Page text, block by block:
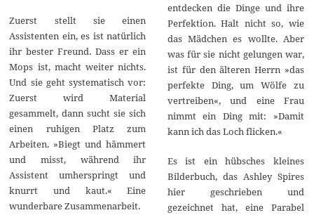
Zuerst stellt sie einen
Assistenten ein, es ist natürlich
ihr bester Freund. Dass er ein
Mops ist, macht weiter nichts.
Und sie geht systematisch vor:
Zuerst wird Material
gesammelt, dann sucht sie sich
einen ruhigen Platz zum
Arbeiten. »Biegt und hämmert
und misst, während ihr
Assistent umherspringt und
knurrt und kaut.« Eine
wunderbare Zusammenarbeit.
entdecken die Dinge und ihre
Perfektion. Halt nicht so, wie
das Mädchen es wollte. Aber
was für sie nicht gelungen war,
ist für den älteren Herrn »das
perfekte Ding, um Wölfe zu
vertreiben«, und eine Frau
nimmt ein Ding mit: »Damit
kann ich das Loch flicken.«
Es ist ein hübsches kleines
Bilderbuch, das Ashley Spires
hier geschrieben und
gezeichnet hat, eine Parabel